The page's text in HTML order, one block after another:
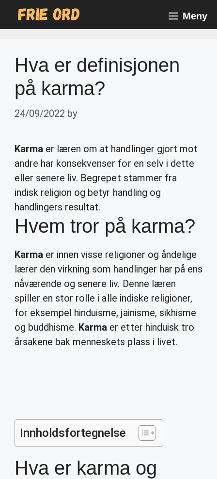
Meny
Hva er definisjonen
på karma?
24/09/2022 by
Karma er læren om at handlinger gjort mot
andre har konsekvenser for en selv i dette
eller senere liv. Begrepet stammer fra
indisk religion og betyr handling og
handlingers resultat.
Hvem tror på karma?
Karma er innen visse religioner og åndelige
lærer den virkning som handlinger har på ens
nåværende og senere liv. Denne læren
spiller en stor rolle i alle indiske religioner,
for eksempel hinduisme, jainisme, sikhisme
og buddhisme. Karma er etter hinduisk tro
årsakene bak menneskets plass i livet.
Innholdsfortegnelse
Hva er karma og